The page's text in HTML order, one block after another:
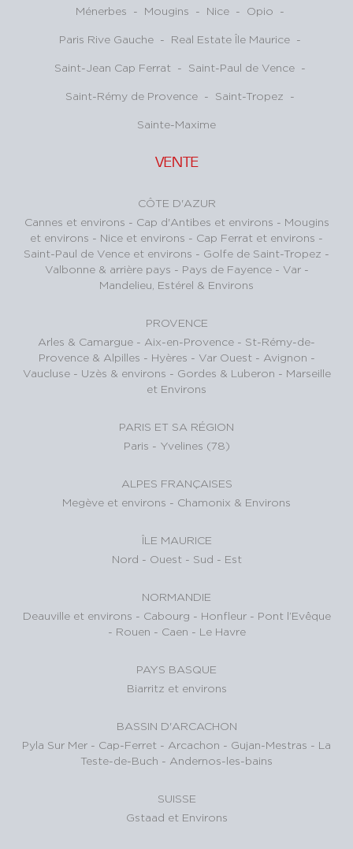
VENTE
CÔTE D'AZUR
Cannes et environs - Cap d'Antibes et environs - Mougins
et environs - Nice et environs - Cap Ferrat et environs -
Saint-Paul de Vence et environs - Golfe de Saint-Tropez -
Valbonne & arrière pays - Pays de Fayence - Var -
Mandelieu, Estérel & Environs
PROVENCE
Arles & Camargue - Aix-en-Provence - St-Rémy-de-
Provence & Alpilles - Hyères - Var Ouest - Avignon -
Vaucluse - Uzès & environs - Gordes & Luberon - Marseille
et Environs
PARIS ET SA RÉGION
Paris - Yvelines (78)
ALPES FRANÇAISES
Megève et environs - Chamonix & Environs
ÎLE MAURICE
Nord - Ouest - Sud - Est
NORMANDIE
Deauville et environs - Cabourg - Honfleur - Pont l’Evêque
- Rouen - Caen - Le Havre
PAYS BASQUE
Biarritz et environs
BASSIN D'ARCACHON
Pyla Sur Mer - Cap-Ferret - Arcachon - Gujan-Mestras - La
Teste-de-Buch - Andernos-les-bains
SUISSE
Gstaad et Environs
Ménerbes - Mougins - Nice - Opio -
Paris Rive Gauche - Real Estate Île Maurice -
Saint-Jean Cap Ferrat - Saint-Paul de Vence -
Saint-Rémy de Provence - Saint-Tropez -
Sainte-Maxime